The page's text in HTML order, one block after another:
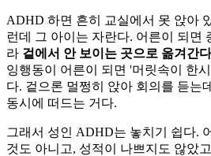
ADHD 하면 흔히 교실에서 못 앉아
런데 그 아이는 자란다. 어른이 되면
라 겉에서 안 보이는 곳으로 옮겨간
잉행동이 어른이 되면 '머릿속이 한
다. 겉으론 멀쩡히 앉아 회의를 듣는
동시에 떠드는 거다.
그래서 성인 ADHD는 놓치기 쉽다.
것도 아니고, 성적이 나쁘지도 않았